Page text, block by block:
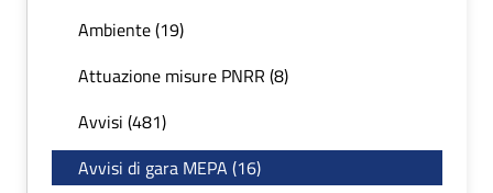
Ambiente (19)
Attuazione misure PNRR (8)
Avvisi (481)
Avvisi di gara MEPA (16)